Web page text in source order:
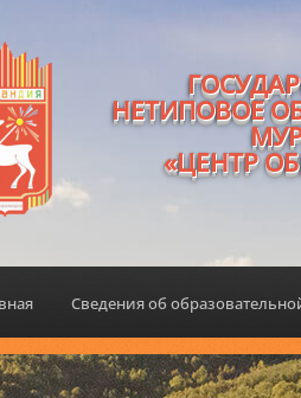
НЕТИПОВОЕ
«ЦЕНТР
Сведения об